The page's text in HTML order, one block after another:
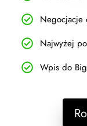
Negocjacje
Najwyżej
Wpis do